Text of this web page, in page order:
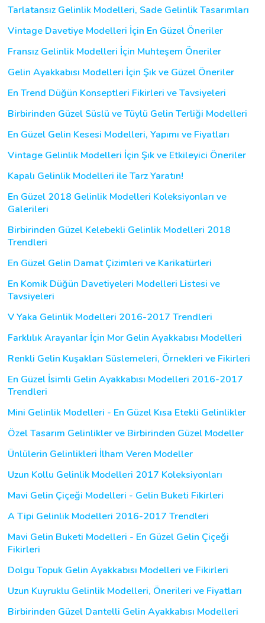
Tarlatansız Gelinlik Modelleri, Sade Gelinlik Tasarımları
Vintage Davetiye Modelleri İçin En Güzel Öneriler
Fransız Gelinlik Modelleri İçin Muhteşem Öneriler
Gelin Ayakkabısı Modelleri İçin Şık ve Güzel Öneriler
En Trend Düğün Konseptleri Fikirleri ve Tavsiyeleri
Birbirinden Güzel Süslü ve Tüylü Gelin Terliği Modelleri
En Güzel Gelin Kesesi Modelleri, Yapımı ve Fiyatları
Vintage Gelinlik Modelleri İçin Şık ve Etkileyici Öneriler
Kapalı Gelinlik Modelleri ile Tarz Yaratın!
En Güzel 2018 Gelinlik Modelleri Koleksiyonları ve
Galerileri
Birbirinden Güzel Kelebekli Gelinlik Modelleri 2018
Trendleri
En Güzel Gelin Damat Çizimleri ve Karikatürleri
En Komik Düğün Davetiyeleri Modelleri Listesi ve
Tavsiyeleri
V Yaka Gelinlik Modelleri 2016-2017 Trendleri
Farklılık Arayanlar İçin Mor Gelin Ayakkabısı Modelleri
Renkli Gelin Kuşakları Süslemeleri, Örnekleri ve Fikirleri
En Güzel İsimli Gelin Ayakkabısı Modelleri 2016-2017
Trendleri
Mini Gelinlik Modelleri - En Güzel Kısa Etekli Gelinlikler
Özel Tasarım Gelinlikler ve Birbirinden Güzel Modeller
Ünlülerin Gelinlikleri İlham Veren Modeller
Uzun Kollu Gelinlik Modelleri 2017 Koleksiyonları
Mavi Gelin Çiçeği Modelleri - Gelin Buketi Fikirleri
A Tipi Gelinlik Modelleri 2016-2017 Trendleri
Mavi Gelin Buketi Modelleri - En Güzel Gelin Çiçeği
Fikirleri
Dolgu Topuk Gelin Ayakkabısı Modelleri ve Fikirleri
Uzun Kuyruklu Gelinlik Modelleri, Önerileri ve Fiyatları
Birbirinden Güzel Dantelli Gelin Ayakkabısı Modelleri